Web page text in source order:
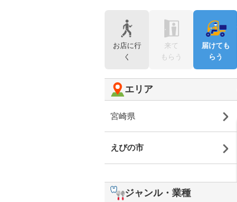
お店に行
く
来て
もらう
届けても
らう
エリア
宮崎県
えびの市
ジャンル・業種